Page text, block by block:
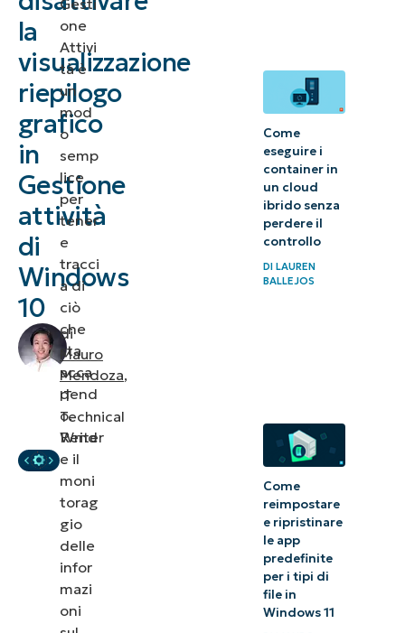
la
visualizzazione
riepilogo
grafico
in
Gestione
attività
di
Windows
10
di
Mauro
Mendoza,
IT
Technical
Writer
grafico
Versioni di
Windows in
cui è
disponibile la
funzionalità di
visualizzazione
riepilogo
Note chiave sul
visualizzazione
riepilogo grafico
Risoluzione
dei problemi
one
Attivi
tà è
un
mod
o
semp
lice
per
tener
e
tracci
a di
ciò
che
sta
acca
dend
o.
Rend
e il
moni
torag
gio
delle
infor
mazi
oni
Come
eseguire i
container in
un cloud
ibrido senza
perdere il
controllo
DILAUREN
BALLEJOS
Come
reimpostare
e ripristinare
le app
predefinite
per i tipi di
file in
Windows 11